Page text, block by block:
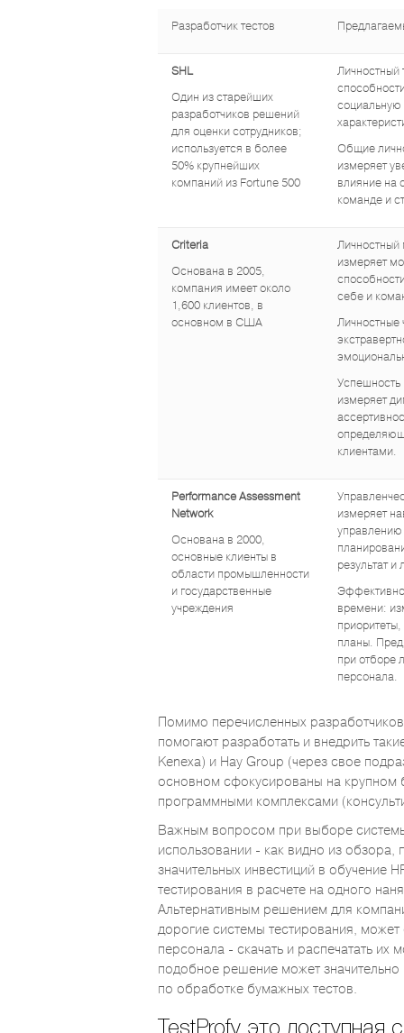
Разработчик тестов
SHL
Один из старейших
разработчиков решений
для оценки сотрудников;
используется в более
50% крупнейших
компаний из Fortune 500
Личностный
социальную
Общие
измеряет
влияние на
команде и
Criteria
Основана в 2005,
компания имеет около
1,600 клиентов, в
основном в США
Личностный
измеряет
себе и
Личностные
Успешность
измеряет
клиентами.
Performance Assessment
Network
Основана в 2000,
основные клиенты в
области промышленности
и государственные
учреждения
измеряет
результат и
времени:
планы.
при отборе
персонала.
Помимо перечисленных
помогают разработать и внедрить
Kenexa) и Hay Group (через свое
основном сфокусированы на крупном
программными комплексами
Важным вопросом при выборе
использовании - как видно из
значительных инвестиций в обучение
тестирования в расчете на одного
Альтернативным решением для
дорогие системы тестирования,
персонала - скачать и распечатать
подобное решение может
по обработке бумажных тестов.
TestProfy это доступная